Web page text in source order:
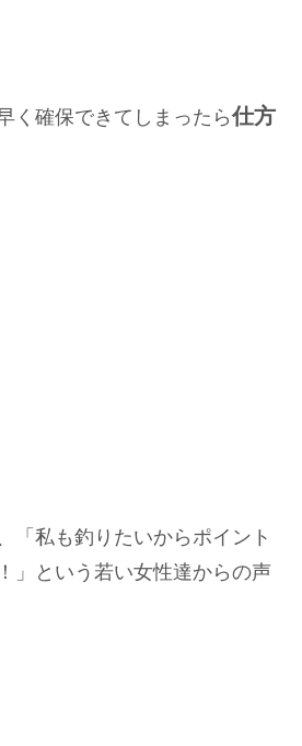
く確保できてしまったら仕方
「私も釣りたいからポイント
」という若い女性達からの声